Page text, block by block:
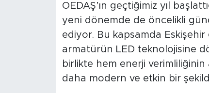
OEDAŞ’ın geçtiğimiz yıl
yeni dönemde de öncelikli
ediyor. Bu kapsamda
armatürün LED teknolojisine
birlikte hem enerji verimliliğinin
daha modern ve etkin bir